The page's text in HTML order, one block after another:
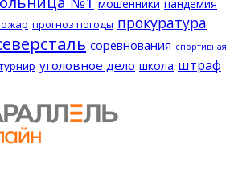
мошенники пандемия
прогноз погоды прокуратура
соревнования спортивная
уголовное дело школа штраф